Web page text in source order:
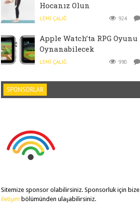
Hocanız Olun
LEMI ÇALIĞ 924
Apple Watch’ta RPG Oyunu
Oynanabilecek
LEMI ÇALIĞ 990
SPONSORLAR
Sitemize sponsor olabilirsiniz. Sponsorluk için bize
iletişim bölümünden ulaşabilirsiniz.